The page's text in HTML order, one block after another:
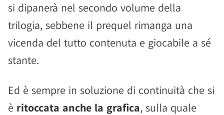
si dipanerà nel secondo volume della
trilogia, sebbene il prequel rimanga una
vicenda del tutto contenuta e giocabile a sé
stante.
Ed è sempre in soluzione di continuità che si
è ritoccata anche la grafica, sulla quale